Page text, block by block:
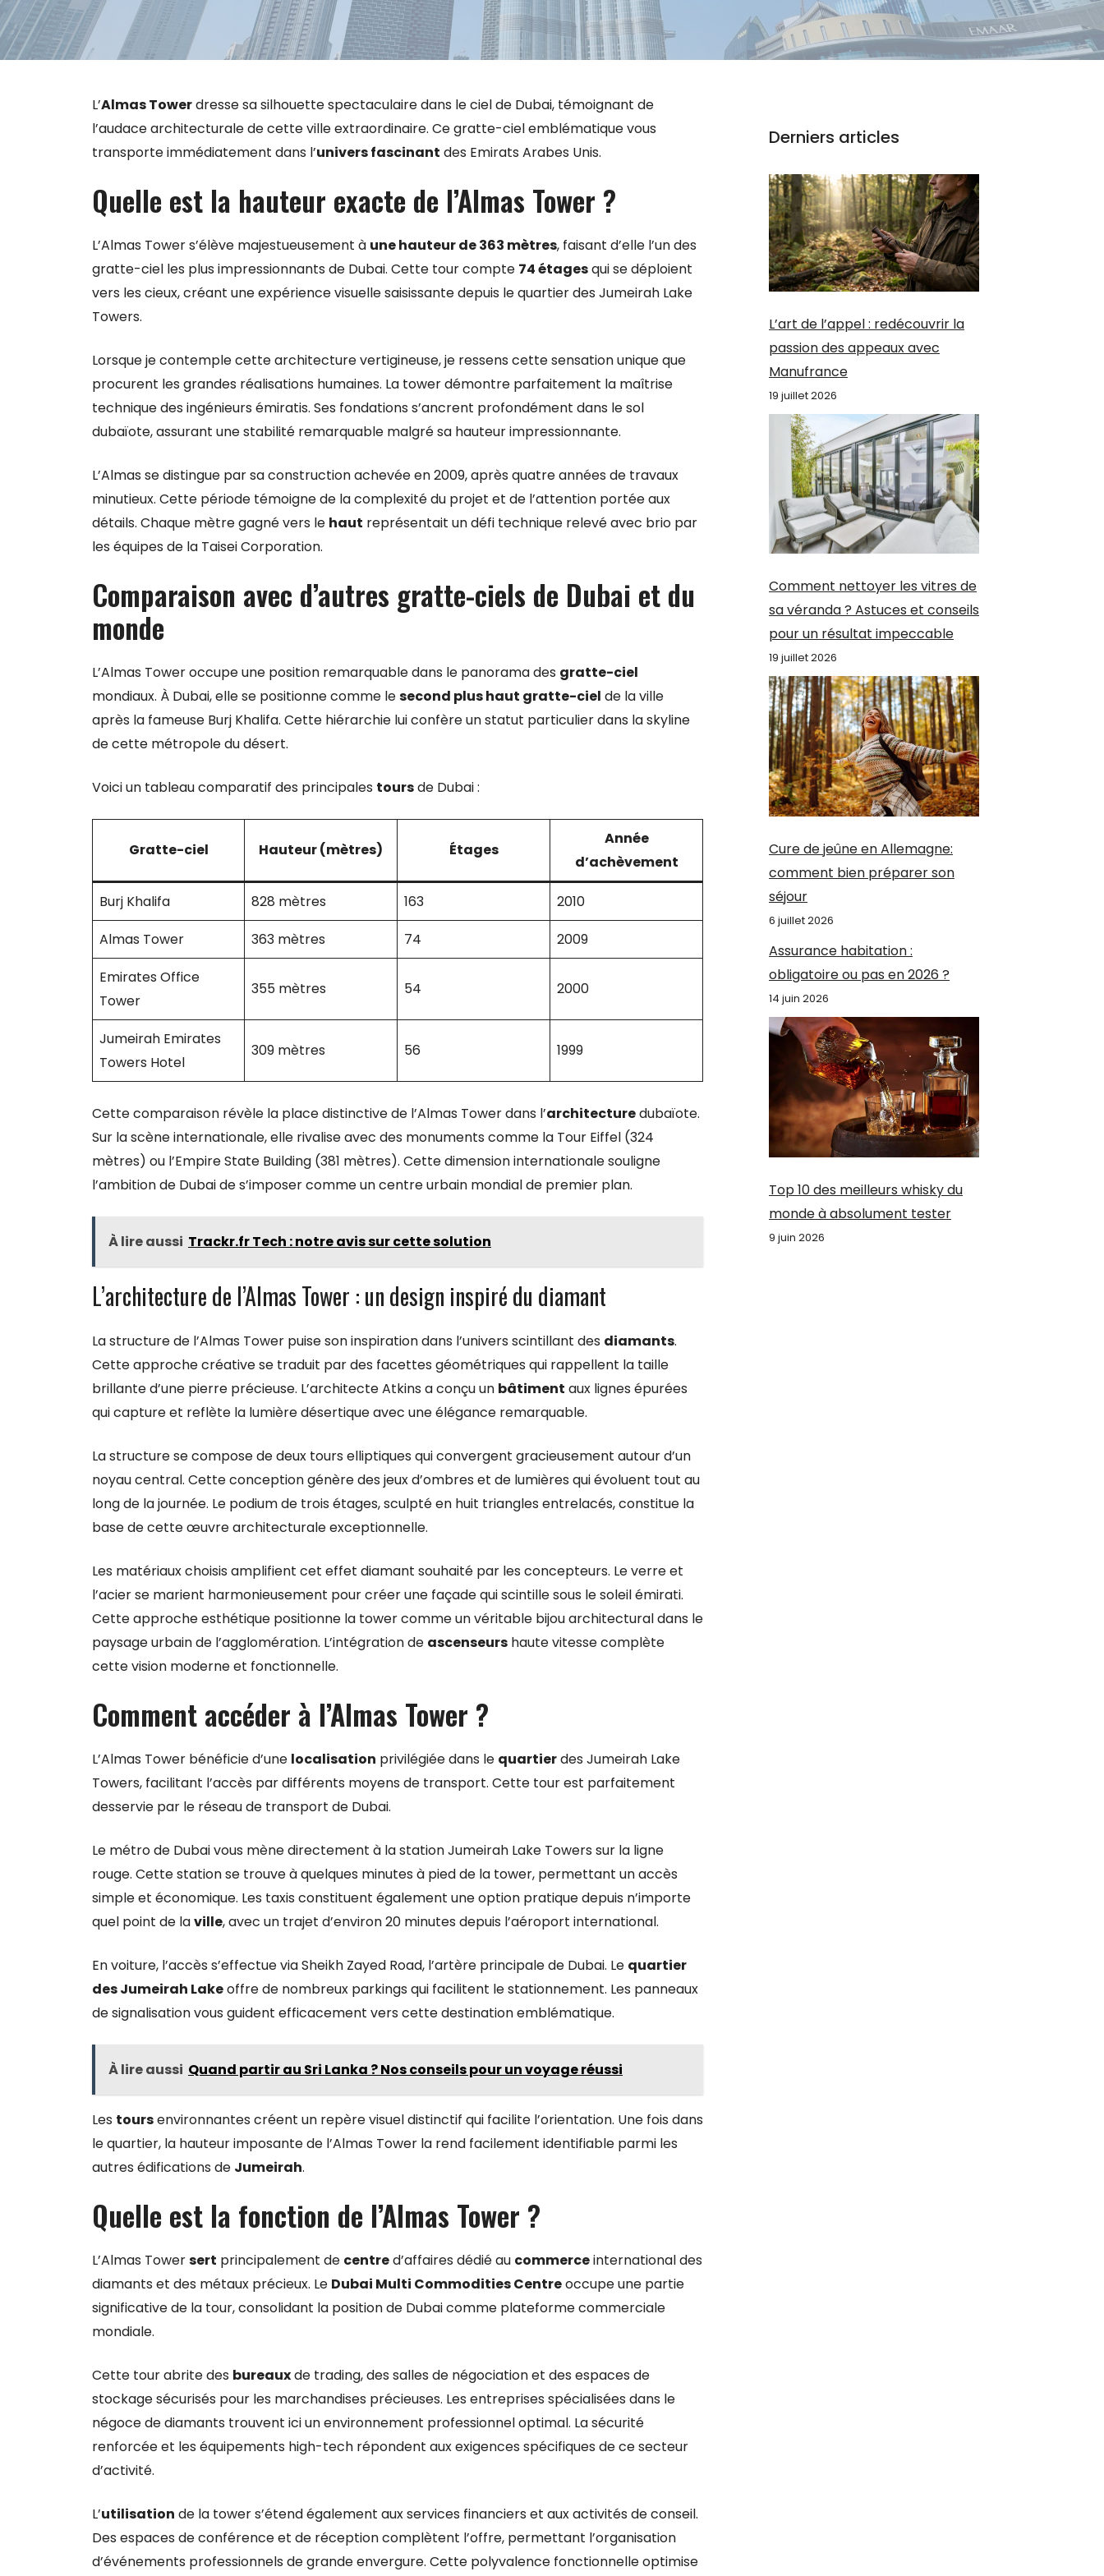
L’Almas Towerdresse sa silhouette spectaculaire dans le ciel de Dubai, témoignant de
l’audace architecturale de cette ville extraordinaire. Ce gratte-ciel emblématique vous
transporte immédiatement dans l’univers fascinant des Emirats Arabes Unis.
Quelle est la hauteur exacte de l’Almas Tower ?
L’Almas Tower s’élève majestueusement à une hauteur de 363 mètres, faisant d’elle l’un des
gratte-ciel les plus impressionnants de Dubai. Cette tour compte 74 étagesqui se déploient
vers les cieux, créant une expérience visuelle saisissante depuis le quartier des Jumeirah Lake
Towers.
Lorsque je contemple cette architecture vertigineuse, je ressens cette sensation unique que
procurent les grandes réalisations humaines. La tower démontre parfaitement la maîtrise
technique des ingénieurs émiratis. Ses fondations s’ancrent profondément dans le sol
dubaïote, assurant une stabilité remarquable malgré sa hauteur impressionnante.
L’Almas se distingue par sa construction achevée en 2009, après quatre années de travaux
minutieux. Cette période témoigne de la complexité du projet et de l’attention portée aux
détails. Chaque mètre gagné vers le haut représentait un défi technique relevé avec brio par
les équipes de la Taisei Corporation.
Comparaison avec d’autres gratte-ciels de Dubai et du
monde
L’Almas Tower occupe une position remarquable dans le panorama des gratte-ciel
mondiaux. À Dubai, elle se positionne comme lesecond plus haut gratte-ciel de la ville
après la fameuse Burj Khalifa. Cette hiérarchie lui confère un statut particulier dans la skyline
de cette métropole du désert.
Voici un tableau comparatif des principales toursde Dubai :
Gratte-ciel Hauteur (mètres) Étages
Année
d’achèvement
Burj Khalifa 828 mètres 163
2010
Almas Tower
363 mètres 74
2009
Emirates Office
Tower
355 mètres 54 2000
Jumeirah Emirates
Towers Hotel
309 mètres 56 1999
Cette comparaison révèle la place distinctive de l’Almas Tower dans l’architecturedubaïote.
Sur la scène internationale, elle rivalise avec des monuments comme la Tour Eiffel (324
mètres) ou l’Empire State Building (381 mètres). Cette dimension internationale souligne
l’ambition de Dubai de s’imposer comme un centre urbain mondial de premier plan.
À lire aussi Trackr.fr Tech : notre avis sur cette solution
L’architecture de l’Almas Tower : un design inspiré du diamant
La structure de l’Almas Tower puise son inspiration dans l’univers scintillant des diamants.
Cette approche créative se traduit par des facettes géométriques qui rappellent la taille
brillante d’une pierre précieuse. L’architecte Atkins a conçu un bâtiment aux lignes épurées
qui capture et reflète la lumière désertique avec une élégance remarquable.
La structure se compose de deux tours elliptiques qui convergent gracieusement autour d’un
noyau central. Cette conception génère des jeux d’ombres et de lumières qui évoluent tout au
long de la journée. Le podium de trois étages, sculpté en huit triangles entrelacés, constitue la
base de cette œuvre architecturale exceptionnelle.
Les matériaux choisis amplifient cet effet diamant souhaité par les concepteurs. Le verre et
l’acier se marient harmonieusement pour créer une façade qui scintille sous le soleil émirati.
Cette approche esthétique positionne la tower comme un véritable bijou architectural dans le
paysage urbain de l’agglomération. L’intégration de ascenseurs haute vitesse complète
cette vision moderne et fonctionnelle.
Comment accéder à l’Almas Tower ?
L’Almas Tower bénéficie d’une localisation privilégiée dans le quartierdes Jumeirah Lake
Towers, facilitant l’accès par différents moyens de transport. Cette tour est parfaitement
desservie par le réseau de transport de Dubai.
Le métro de Dubai vous mène directement à la station Jumeirah Lake Towers sur la ligne
rouge. Cette station se trouve à quelques minutes à pied de la tower, permettant un accès
simple et économique. Les taxis constituent également une option pratique depuis n’importe
quel point de laville, avec un trajet d’environ 20 minutes depuis l’aéroport international.
En voiture, l’accès s’effectue via Sheikh Zayed Road, l’artère principale de Dubai. Le quartier
des Jumeirah Lakeoffre de nombreux parkings qui facilitent le stationnement. Les panneaux
de signalisation vous guident efficacement vers cette destination emblématique.
À lire aussi Quand partir au Sri Lanka ? Nos conseils pour un voyage réussi
Les toursenvironnantes créent un repère visuel distinctif qui facilite l’orientation. Une fois dans
le quartier, la hauteur imposante de l’Almas Tower la rend facilement identifiable parmi les
autres édifications de Jumeirah.
Quelle est la fonction de l’Almas Tower ?
L’Almas Towersert principalement de centred’affaires dédié au commerceinternational des
diamants et des métaux précieux. Le Dubai Multi Commodities Centreoccupe une partie
significative de la tour, consolidant la position de Dubai comme plateforme commerciale
mondiale.
Cette tour abrite des bureauxde trading, des salles de négociation et des espaces de
stockage sécurisés pour les marchandises précieuses. Les entreprises spécialisées dans le
négoce de diamants trouvent ici un environnement professionnel optimal. La sécurité
renforcée et les équipements high-tech répondent aux exigences spécifiques de ce secteur
d’activité.
L’utilisation de la tower s’étend également aux services financiers et aux activités de conseil.
Des espaces de conférence et de réception complètent l’offre, permettant l’organisation
d’événements professionnels de grande envergure. Cette polyvalence fonctionnelle optimise
Derniers articles
L’art de l’appel : redécouvrir la
passion des appeaux avec
Manufrance
19 juillet 2026
Comment nettoyer les vitres de
sa véranda ? Astuces et conseils
pour un résultat impeccable
19 juillet 2026
Cure de jeûne en Allemagne:
comment bien préparer son
séjour
6 juillet 2026
Assurance habitation :
obligatoire ou pas en 2026 ?
14 juin 2026
Top 10 des meilleurs whisky du
monde à absolument tester
9 juin 2026